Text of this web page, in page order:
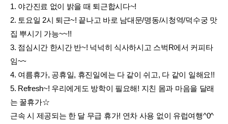
1. 야간진료 없이 밝을 때 퇴근합시다~!
2. 토요일 2시 퇴근~! 끝나고 바로 남대문/명동/시청역/덕수궁 맛
집 뿌시기 가능~~!!
3. 점심시간 한시간 반~! 넉넉히 식사하시고 스벅R에서 커피타
임~~
4. 여름휴가, 공휴일, 휴진일에는 다 같이 쉬고, 다 같이 일해요!!
5. Refresh~! 우리에게도 방학이 필요해! 지친 몸과 마음을 달래
는 꿀휴가☆
근속 시 제공되는 한 달 무급 휴가! 연차 사용 없이 유럽여행^0^